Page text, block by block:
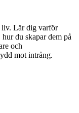
liv. Lär dig varför
du skapar dem på
och
mot intrång.